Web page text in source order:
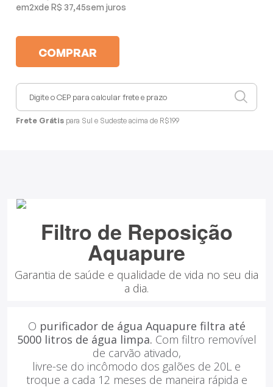
2x R$ 37,45
COMPRAR
Frete Grátis para Sul e Sudeste acima de R$199
Filtro de Reposição
Aquapure
Garantia de saúde e qualidade de vida no seu dia
a dia.
O purificador de água Aquapure filtra até
5000 litros de água limpa. Com filtro removível
de carvão ativado,
livre-se do incômodo dos galões de 20L e
troque a cada 12 meses de maneira rápida e
Mixers
Processadores
Coifas
Churrasqueiras
Bebedouros